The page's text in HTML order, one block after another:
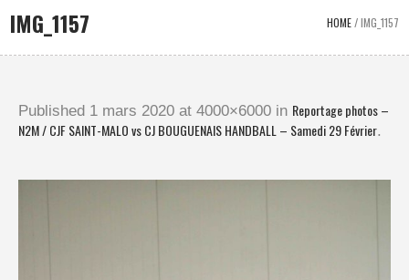
IMG_1157 HOME/IMG_1157
Published 1 mars 2020 at 4000×6000 in Reportage photos –
N2M / CJF SAINT-MALO vs CJ BOUGUENAIS HANDBALL – Samedi 29 Février.